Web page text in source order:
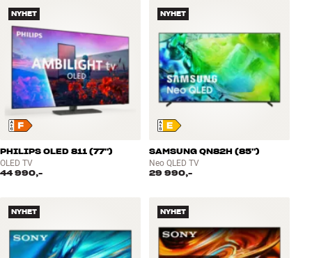
NYHET
PHILIPS OLED 811 (77")
OLED TV
44 990,-
NYHET
SAMSUNG QN82H (85")
Neo QLED TV
29 990,-
NYHET NYHET